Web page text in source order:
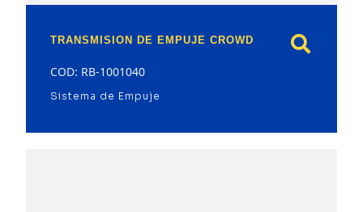
TRANSMISION DE EMPUJE CROWD
COD: RB-1001040
Sistema de Empuje